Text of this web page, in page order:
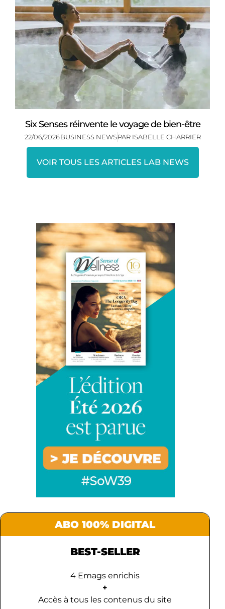
Six Senses réinvente le voyage de bien-être
22/06/2026BUSINESS NEWSPAR ISABELLE CHARRIER
VOIR TOUS LES ARTICLES LAB NEWS
ABO 100% DIGITAL
BEST-SELLER
4 Emags enrichis
+
Accès à tous les contenus du site